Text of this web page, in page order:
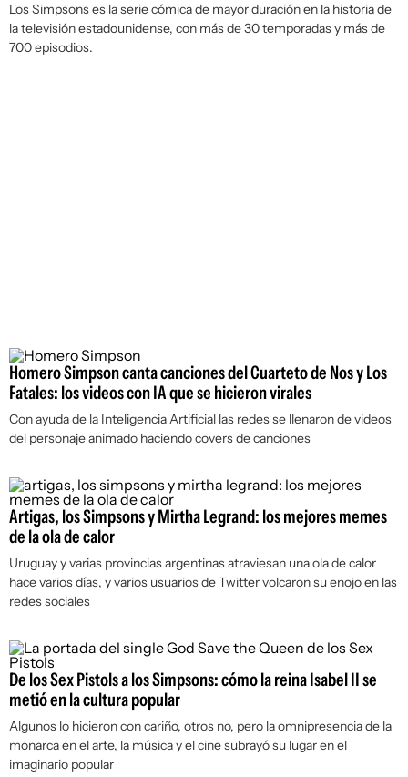
Los Simpsons es la serie cómica de mayor duración en la historia de
la televisión estadounidense, con más de 30 temporadas y más de
700 episodios.
Homero Simpson canta canciones del Cuarteto de Nos y Los
Fatales: los videos con IA que se hicieron virales
Con ayuda de la Inteligencia Artificial las redes se llenaron de videos
del personaje animado haciendo covers de canciones
Artigas, los Simpsons y Mirtha Legrand: los mejores memes
de la ola de calor
Uruguay y varias provincias argentinas atraviesan una ola de calor
hace varios días, y varios usuarios de Twitter volcaron su enojo en las
redes sociales
De los Sex Pistols a los Simpsons: cómo la reina Isabel II se
metió en la cultura popular
Algunos lo hicieron con cariño, otros no, pero la omnipresencia de la
monarca en el arte, la música y el cine subrayó su lugar en el
imaginario popular